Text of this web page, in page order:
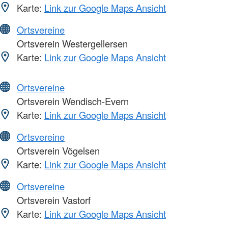
Karte: Link zur Google Maps Ansicht
Ortsvereine
Ortsverein Westergellersen
Karte: Link zur Google Maps Ansicht
Ortsvereine
Ortsverein Wendisch-Evern
Karte: Link zur Google Maps Ansicht
Ortsvereine
Ortsverein Vögelsen
Karte: Link zur Google Maps Ansicht
Ortsvereine
Ortsverein Vastorf
Karte: Link zur Google Maps Ansicht